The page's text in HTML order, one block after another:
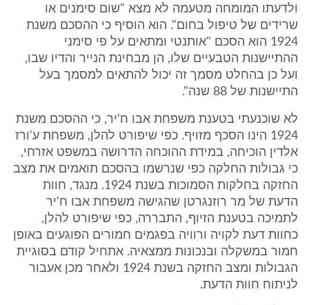
ולדעתו המומחה מטעמה לא מצא "שום סימנים או
שרידים של טיפול בחום". הוא הוסיף כי ההסכם משנת
1924 הוא הסכם "אותנטי ומתאים על פי סימני
ההתיישנות הטבעיים שלו, הן מבחינת הנייר והדיו שבו,
ועל כן בהחלט מסמך זה יכול להתאים למסמך בעל
התיישנות של 88 שנה".
לא שוכנעתי בטענת משפחת אבו ח'יר, כי ההסכם משנת
1924 הינו הסכף מזויף. כפי שיפורט להלן, משפחת ע'ורז
אלדין הוכיחה, במידת ההוכחה הדרושה במשפט אזרחי,
כי גבולות החלקה כפי שנרשמו בהסכם תואמים את מצב
החזקה בחלקות הסמוכות בשנת 1924. מנגד, חוות
הדעת של מר רוזנגרטן שהגישה משפחת אבו ח'יר
לתמיכה בטענת הזיוף, התבררה, כפי שיפורט להלן,
כחוות דעת לקויה ורוויה בפגמים חמורים הפוגעים באופן
חמור במשקלה ובנכונות ממצאיה. אתחיל קודם בסוגיית
הגבולות ומצב החזקה בשנת 1924 ולאחר מכן אעבור
לניתוח חוות הדעת.